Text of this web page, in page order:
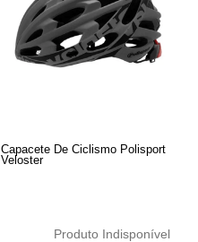
Capacete De Ciclismo Polisport
Veloster
Produto Indisponível